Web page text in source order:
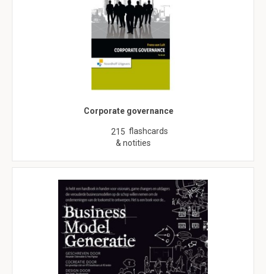
Corporate governance
215 flashcards
& notities